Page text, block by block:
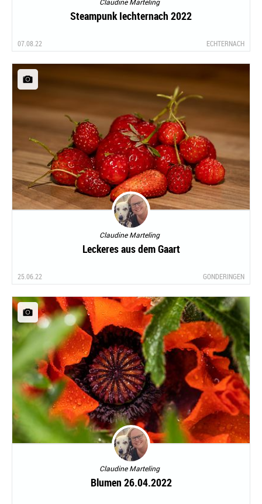
Steampunk Iechternach 2022
07.08.22 ECHTERNACH
Claudine Marteling
Leckeres aus dem Gaart
25.06.22 GONDERINGEN
Claudine Marteling
Blumen 26.04.2022